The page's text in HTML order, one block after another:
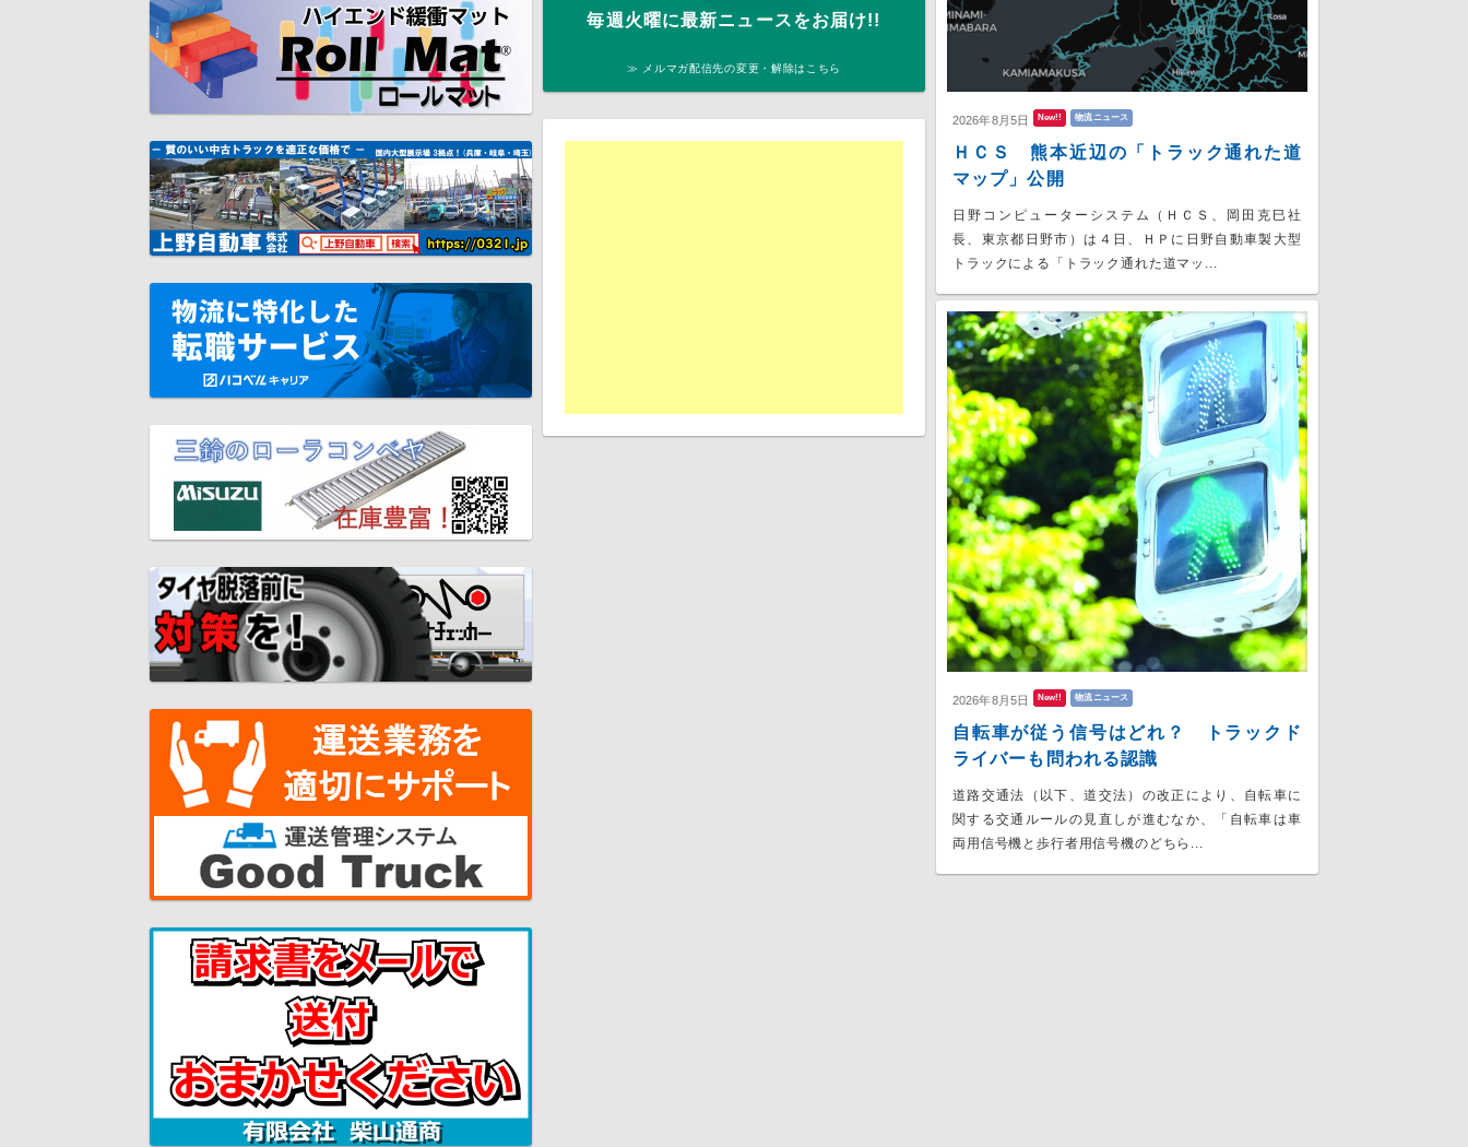
2026年8月5日 New!! 物流ニュース
ＨＣＳ 熊本近辺の「トラック通れた道
マップ」公開
日野コンピューターシステム（ＨＣＳ、岡田克巳社
長、東京都日野市）は４日、ＨＰに日野自動車製大型
トラックによる「トラック通れた道マッ...
2026年8月5日 New!! 物流ニュース
自転車が従う信号はどれ？ トラックド
ライバーも問われる認識
道路交通法（以下、道交法）の改正により、自転車に
関する交通ルールの見直しが進むなか、「自転車は車
両用信号機と歩行者用信号機のどちら...
毎週火曜に最新ニュースをお届け!!
≫ メルマガ配信先の変更・解除はこちら